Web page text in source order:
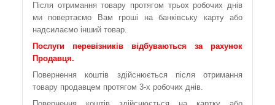
Після отримання товару протягом трьох робочих днів
ми повертаємо Вам гроші на банківську карту або
надсилаємо інший товар.
Послуги перевізників відбуваються за рахунок
Продавця.
Повернення коштів здійснюється після отримання
товару продавцем протягом 3-х робочих днів.